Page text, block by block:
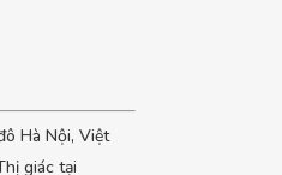
Hà Nội, Việt
giác tại